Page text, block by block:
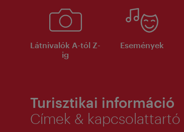
Látnivalók A-tól Z-
ig
Események
Turisztikai információ
Címek & kapcsolattartó